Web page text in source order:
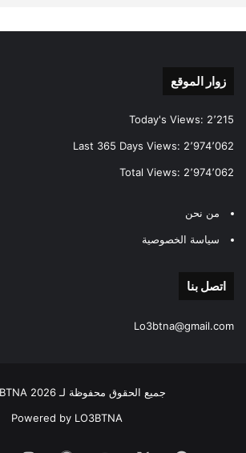
زوار الموقع
Today's Views: 2٬215
Last 365 Days Views: 2٬974٬062
Total Views: 2٬974٬062
من نحن
سياسة الخصوصية
اتصل بنا
Lo3btna@gmail.com
جميع الحقوق محفوظة لـ Lo3BTNA 2026 ©
Powered by LO3BTNA